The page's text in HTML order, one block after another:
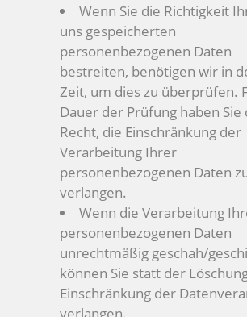
Wenn Sie die Richtigkeit
uns gespeicherten
personenbezogenen Daten
bestreiten, benötigen wir in
Zeit, um dies zu überprüfen.
Dauer der Prüfung haben Sie
Recht, die Einschränkung der
Verarbeitung Ihrer
personenbezogenen Daten
verlangen.
Wenn die Verarbeitung
personenbezogenen Daten
unrechtmäßig geschah/
können Sie statt der
Einschränkung der